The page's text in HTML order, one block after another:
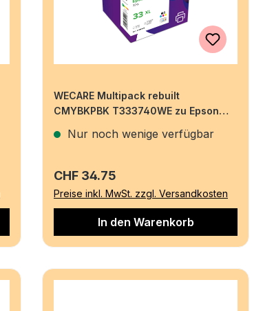
WECARE Multipack rebuilt
CMYBKPBK T333740WE zu Epson
Nur noch wenige verfügbar
Regulärer Preis:
CHF 34.75
Preise inkl. MwSt. zzgl. Versandkosten
In den Warenkorb